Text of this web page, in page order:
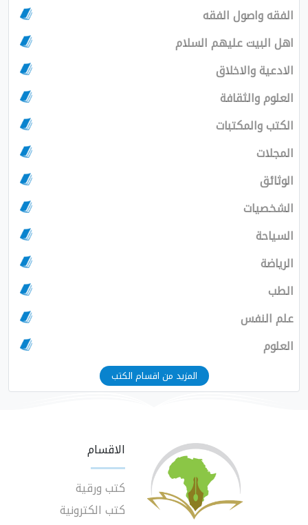
الفقه واصول الفقه
اهل البيت عليهم السلام
الادعية والاخلاق
العلوم والثقافة
الكتب والمكتبات
المجلات
الوثائق
الشخصيات
السياحة
الرياضة
الطب
علم النفس
العلوم
المزيد من اقسام الكتب
الاقسام
كتب ورقية
كتب الكترونية